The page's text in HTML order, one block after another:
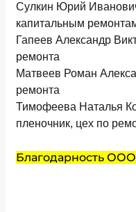
Сулкин Юрий
капитальным
Гапеев Александр
ремонта
Матвеев Роман
ремонта
Тимофеева Наталья
пленочник, цех по
Благодарность